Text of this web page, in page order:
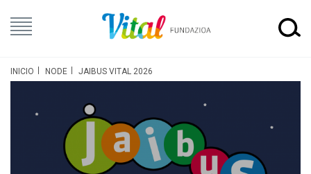
INICIO NODE JAIBUS VITAL 2026